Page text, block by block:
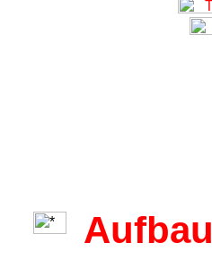
Aufbau